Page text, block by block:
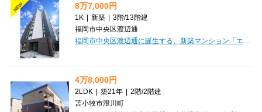
NEW 8万7,000円
1K | 新築 | 3階/13階建
福岡市中央区渡辺通
4万8,000円
2LDK | 築21年 | 2階/2階建
苫小牧市澄川町